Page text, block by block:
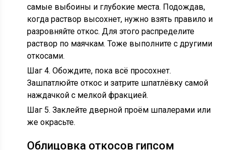
самые выбоины и глубокие места. Подождав,
когда раствор высохнет, нужно взять правило и
разровняйте откос. Для этого распределите
раствор по маячкам. Тоже выполните с другими
откосами.
Шаг 4. Обождите, пока всё просохнет.
Зашпатлюйте откос и затрите шпатлёвку самой
наждачкой с мелкой фракцией.
Шаг 5. Заклейте дверной проём шпалерами или
же окрасьте.
Облицовка откосов гипсом